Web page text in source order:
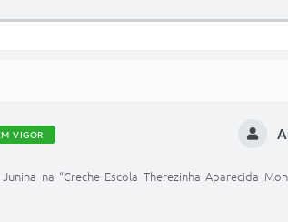
VIGOR
na “Creche Escola Therezinha Aparecida